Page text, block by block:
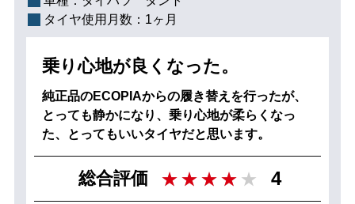
タイヤ使用月数： 1ヶ月
乗り心地が良くなった。
純正品のECOPIAからの履き替えを行ったが、
とっても静かになり、乗り心地が柔らくなっ
た、とってもいいタイヤだと思います。
総合評価 4